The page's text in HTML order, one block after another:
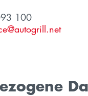
100